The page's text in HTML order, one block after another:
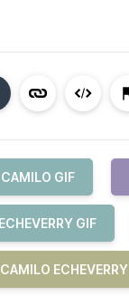
CAMILO GIF
GIF
ECHEVERRY